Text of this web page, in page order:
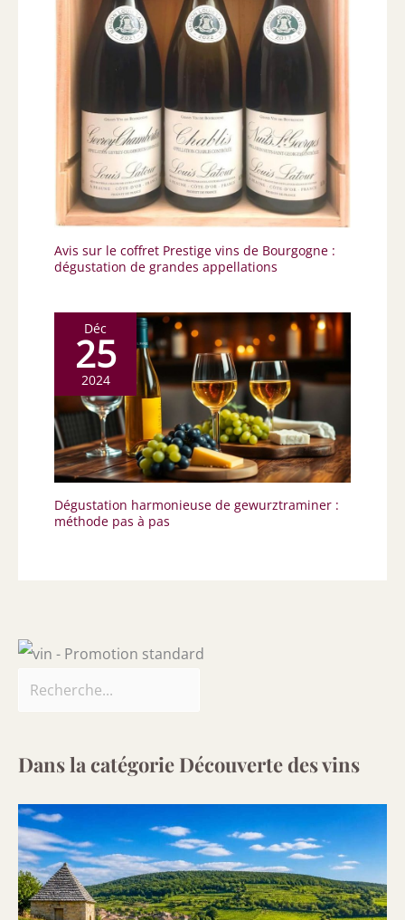
Avis sur le coffret Prestige vins de Bourgogne :
dégustation de grandes appellations
Déc
25
2024
Dégustation harmonieuse de gewurztraminer :
méthode pas à pas
Dans la catégorie Découverte des vins